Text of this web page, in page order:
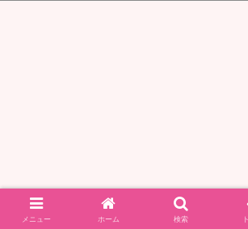
メニュー ホーム 検索